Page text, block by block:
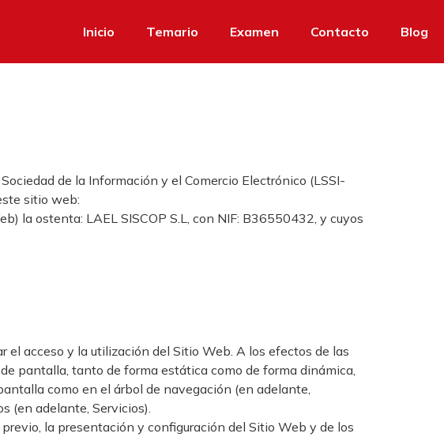
Inicio Temario Examen Contacto Blog
de la Información y el Comercio Electrónico (LSSI-
sitio web:
la ostenta: LAEL SISCOP S.L, con NIF: B36550432, y cuyos
el acceso y la utilización del Sitio Web. A los efectos de las
pantalla, tanto de forma estática como de forma dinámica,
como en el árbol de navegación (en adelante,
(en adelante, Servicios).
la presentación y configuración del Sitio Web y de los